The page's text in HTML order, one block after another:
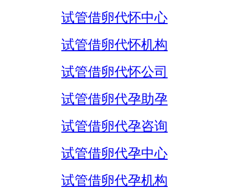
试管借卵代怀中心
试管借卵代怀机构
试管借卵代怀公司
试管借卵代孕助孕
试管借卵代孕咨询
试管借卵代孕中心
试管借卵代孕机构